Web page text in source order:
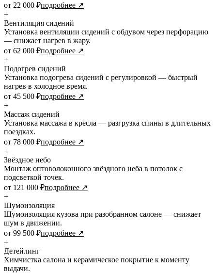
от 22 000 ₽подробнее ↗
+
Вентиляция сидений
Установка вентиляции сидений с обдувом через перфорацию
— снижает нагрев в жару.
от 62 000 ₽подробнее ↗
+
Подогрев сидений
Установка подогрева сидений с регулировкой — быстрый
нагрев в холодное время.
от 45 500 ₽подробнее ↗
+
Массаж сидений
Установка массажа в кресла — разгрузка спины в длительных
поездках.
от 78 000 ₽подробнее ↗
+
Звёздное небо
Монтаж оптоволоконного звёздного неба в потолок с
подсветкой точек.
от 121 000 ₽подробнее ↗
+
Шумоизоляция
Шумоизоляция кузова при разобранном салоне — снижает
шум в движении.
от 99 500 ₽подробнее ↗
+
Детейлинг
Химчистка салона и керамическое покрытие к моменту
выдачи.